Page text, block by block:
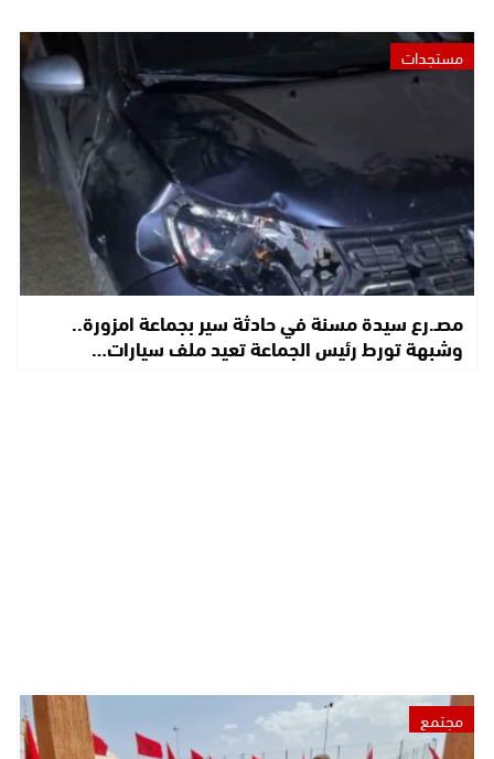
مستجدات
مصـ.رع سيدة مسنة في حادثة سير بجماعة امزورة..
وشبهة تورط رئيس الجماعة تعيد ملف سيارات…
مجتمع